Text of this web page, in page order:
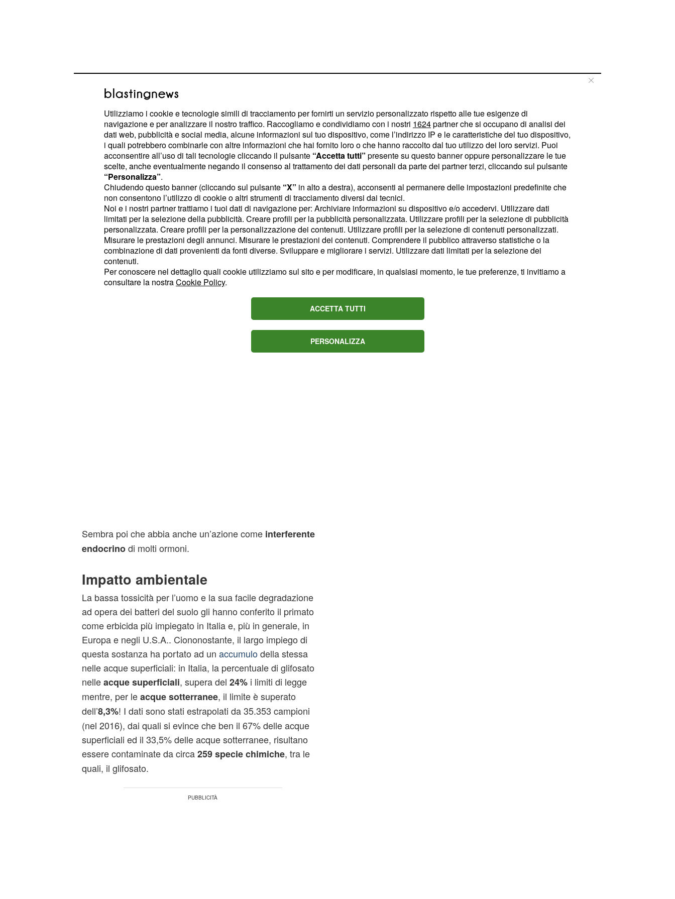
Esso ha funzione dierbicida non selettivo, difatti inibisce
indistintamente l’enzima 3-fosfoshikimato 1-
carbossiveniltransferasi
piante per la sintesi di amminoacidi aromatici quali triptofano
e fenilalanina (e quindi essenziale per la loro
sopravvivenza!), bloccando così la fotosintesi stessa.
Questa molecola non risulta essere molto tossica per
l’uomo, ma data la sua relativamente elevata solubilità in
acqua (10,1 g/L a 20°C), essa può avere un certo impatto
ambientale. Il glifosato è infatti considerata una sostanza
capace di incidere sulle funzionalità di ambienti naturali ed
cancerogenaper l’uomo del
Sembra poi che abbia anche un’azione come interferente
endocrinodi molti ormoni.
Impatto ambientale
La bassa tossicità per l’uomo e la sua facile degradazione
ad opera dei batteri del suolo gli hanno conferito il primato
come erbicida più impiegato in Italia e, più in generale, in
Europa e negli U.S.A.. Ciononostante, il largo impiego di
questa sostanza ha portato ad un accumulodella stessa
nelle acque superficiali: in Italia, la percentuale di glifosato
nelleacque superficiali, supera del 24%i limiti di legge
mentre, per leacque sotterranee, il limite è superato
dell’8,3%! I dati sono stati estrapolati da 35.353 campioni
(nel 2016), dai quali si evince che ben il 67% delle acque
superficiali ed il 33,5% delle acque sotterranee, risultano
essere contaminate da circa259 specie chimiche, tra le
quali, il glifosato.
Utilizziamo i cookie e tecnologie simili di tracciamento per fornirti un servizio personalizzato rispetto alle tue esigenze di
navigazione e per analizzare il nostro traffico. Raccogliamo e condividiamo con i nostri 1624partner che si occupano di analisi dei
dati web, pubblicità e social media, alcune informazioni sul tuo dispositivo, come l’indirizzo IP e le caratteristiche del tuo dispositivo,
i quali potrebbero combinarle con altre informazioni che hai fornito loro o che hanno raccolto dal tuo utilizzo dei loro servizi. Puoi
acconsentire all’uso di tali tecnologie cliccando il pulsante “Accetta tutti” presente su questo banner oppure personalizzare le tue
scelte, anche eventualmente negando il consenso al trattamento dei dati personali da parte dei partner terzi, cliccando sul pulsante
“Personalizza”.
Chiudendo questo banner (cliccando sul pulsante “X” in alto a destra), acconsenti al permanere delle impostazioni predefinite che
non consentono l’utilizzo di cookie o altri strumenti di tracciamento diversi dai tecnici.
Noi e i nostri partner trattiamo i tuoi dati di navigazione per: Archiviare informazioni su dispositivo e/o accedervi. Utilizzare dati
limitati per la selezione della pubblicità. Creare profili per la pubblicità personalizzata. Utilizzare profili per la selezione di pubblicità
personalizzata. Creare profili per la personalizzazione dei contenuti. Utilizzare profili per la selezione di contenuti personalizzati.
Misurare le prestazioni degli annunci. Misurare le prestazioni dei contenuti. Comprendere il pubblico attraverso statistiche o la
combinazione di dati provenienti da fonti diverse. Sviluppare e migliorare i servizi. Utilizzare dati limitati per la selezione dei
contenuti.
Per conoscere nel dettaglio quali cookie utilizziamo sul sito e per modificare, in qualsiasi momento, le tue preferenze, ti invitiamo a
consultare la nostraCookie Policy.
ACCETTA TUTTI
PERSONALIZZA